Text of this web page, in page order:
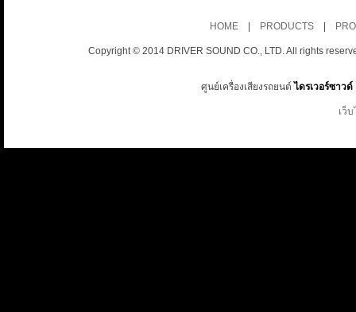
HOME| PRODUCTS|
Copyright © 2014 DRIVER SOUND CO., LTD. All rights
ศูนย์เครื่องเสียงรถยนต์ ไดรเวอร์ซาวด์
เว็